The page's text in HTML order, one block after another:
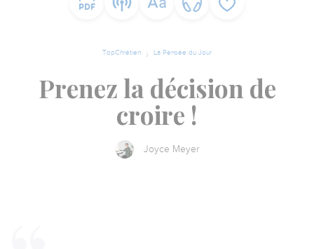
TopChrétien La Pensée du Jour
Prenez la décision de
croire !
Joyce Meyer